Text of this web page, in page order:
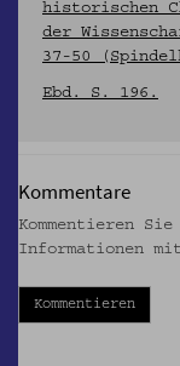
historischen
der
37-50
Ebd. S. 196.
Kommentare
Kommentieren
Informationen
Kommentieren